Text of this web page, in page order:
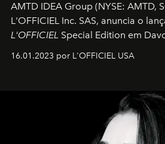
AMTD IDEA Group (NYSE: AMTD,
L'OFFICIEL Inc. SAS, anuncia o
L'OFFICIEL Special Edition em
16.01.2023 por L'OFFICIEL USA